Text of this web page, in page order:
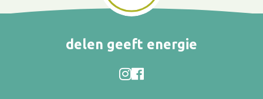
delen geeft energie